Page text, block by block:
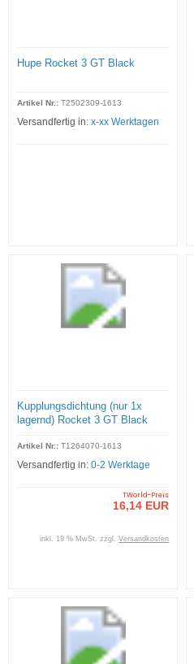
Hupe Rocket 3 GT Black
Artikel Nr.: T2502309-1613
Versandfertig in: x-xx Werktagen
Kupplungsdichtung (nur 1x
lagernd) Rocket 3 GT Black
Artikel Nr.: T1264070-1613
Versandfertig in: 0-2 Werktage
TWorld-Preis
16,14 EUR
inkl. 19 % MwSt. zzgl. Versandkosten